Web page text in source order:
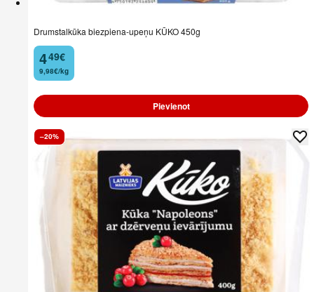
Drumstalkūka biezpiena-upeņu KŪKO 450g
4
. 49€
9,98€/kg
Pievienot
–20%